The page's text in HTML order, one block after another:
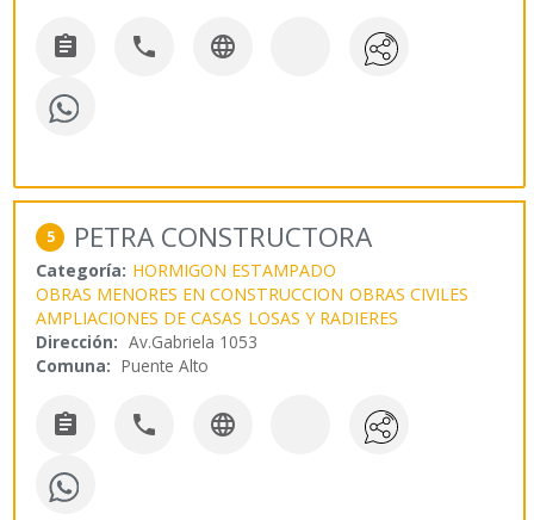
  
5 PETRA CONSTRUCTORA
Categoría: HORMIGON ESTAMPADO
OBRAS MENORES EN CONSTRUCCION OBRAS CIVILES
AMPLIACIONES DE CASAS LOSAS Y RADIERES
Dirección: Av.Gabriela 1053
Comuna: Puente Alto
  